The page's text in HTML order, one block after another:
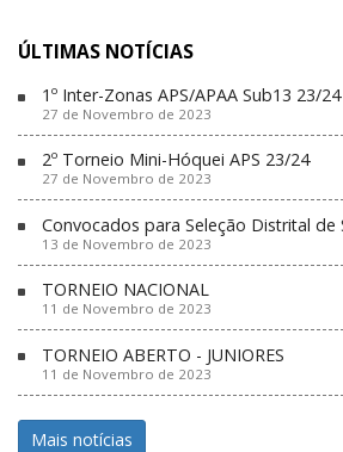
ÚLTIMAS NOTÍCIAS
1º Inter-Zonas APS/APAA Sub13 23/24
27 de Novembro de 2023
2º Torneio Mini-Hóquei APS 23/24
27 de Novembro de 2023
Convocados para Seleção Distrital de
13 de Novembro de 2023
TORNEIO NACIONAL
11 de Novembro de 2023
TORNEIO ABERTO - JUNIORES
11 de Novembro de 2023
Mais notícias